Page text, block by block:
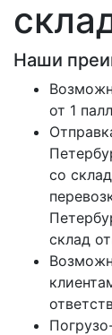
Наши
от 1
со
склад